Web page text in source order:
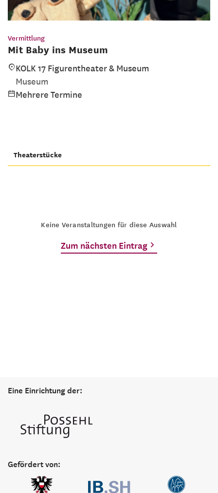
Vermittlung
Mit Baby ins Museum
KOLK 17 Figurentheater & Museum
Museum
Mehrere Termine
Theaterstücke
Keine Veranstaltungen für diese Auswahl
Zum nächsten Eintrag
Eine Einrichtung der:
Gefördert von: